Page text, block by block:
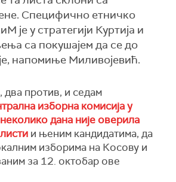
Специфично етничко
је у стратегији Куртија и
са покушајем да се до
напомиње Миливојевић.
два против, и седам
изборна комисија у
дана није оверила
и њеним кандидатима, да
изборима на Косову и
за 12. октобар ове